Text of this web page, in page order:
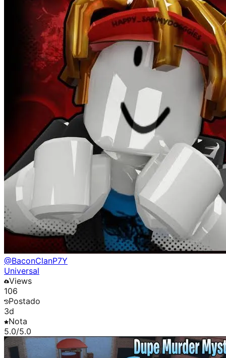
@BaconClanP7Y
Universal
Views
106
Postado
3d
Nota
5.0/5.0